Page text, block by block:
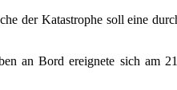
der Katastrophe soll eine
an Bord ereignete sich am